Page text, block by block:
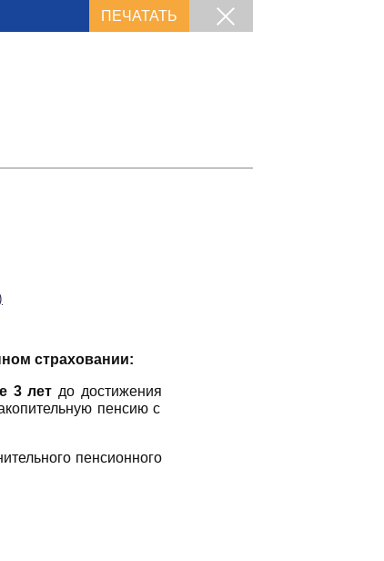
ПЕЧАТАТЬ
страховании:
3 лет до достижения
пенсию с
пенсионного